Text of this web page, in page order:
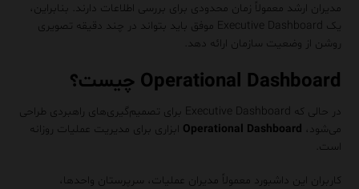
مدیران ارشد معمولاً زمان محدودی برای بررسی اطلاعات دارند. بنابراین،
یک Executive Dashboard موفق باید بتواند در چند دقیقه تصویری
روشن از وضعیت سازمان ارائه دهد.
Operational Dashboard چیست؟
در حالی که Executive Dashboard برای تصمیم‌گیری‌های راهبردی طراحی
می‌شود، Operational Dashboard ابزاری برای مدیریت عملیات روزانه
است.
کاربران این داشبورد معمولاً مدیران عملیات، سرپرستان واحدها،